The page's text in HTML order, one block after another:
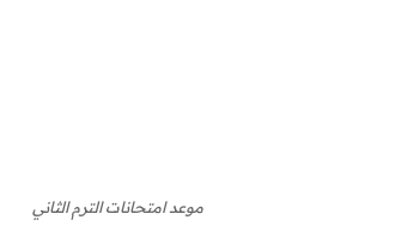
موعد امتحانات الترم الثاني